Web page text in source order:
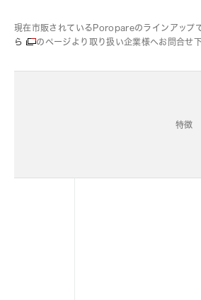
現在市販されているPoropareのラインアップ
ら
のページより取り扱い企業様へお問合せ下
特徴